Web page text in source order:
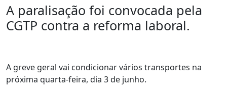
A paralisação foi convocada pela
CGTP contra a reforma laboral.
A greve geral vai condicionar vários transportes na
próxima quarta-feira, dia 3 de junho.